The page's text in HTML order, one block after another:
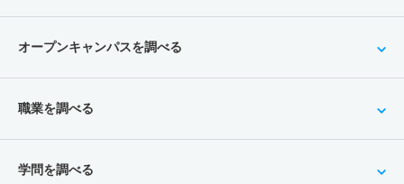
オープンキャンパスを調べる
職業を調べる
学問を調べる